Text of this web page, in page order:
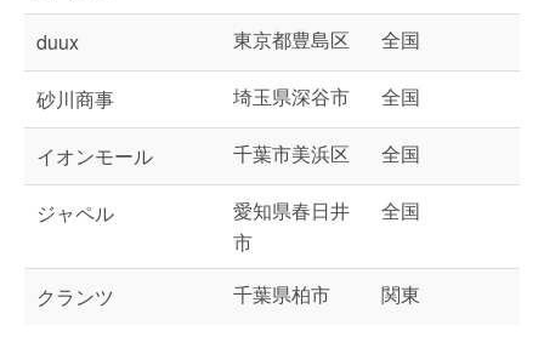
duux 東京都豊島区 全国
砂川商事 埼玉県深谷市 全国
イオンモール 千葉市美浜区 全国
ジャペル
愛知県春日井
市
全国
クランツ 千葉県柏市 関東